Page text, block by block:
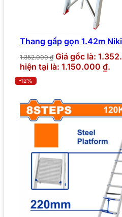
Thang gấp gọn 1.42m
1.352.000₫ Giá gốc là:
hiện tại là: 1.150.000 ₫.
-12%